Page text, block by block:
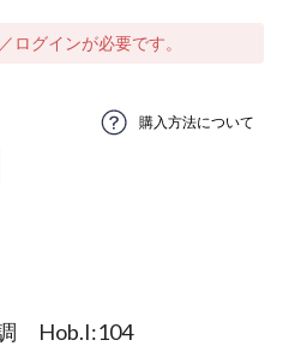
ログインが必要です。
購入方法について
Hob.I:104